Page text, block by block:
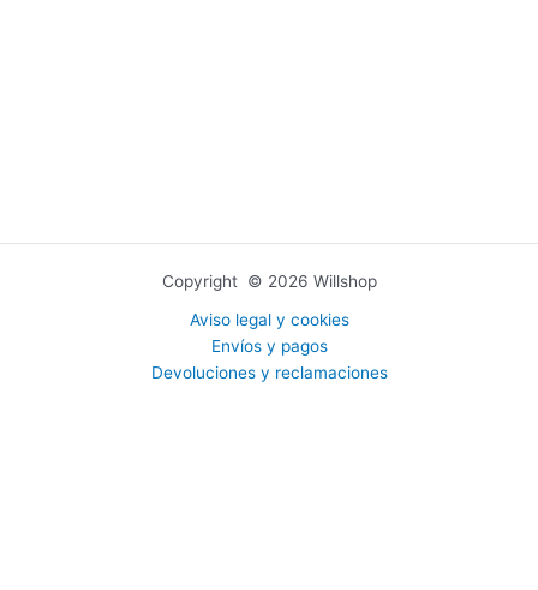
Copyright © 2026 Willshop
Aviso legal y cookies
Envíos y pagos
Devoluciones y reclamaciones